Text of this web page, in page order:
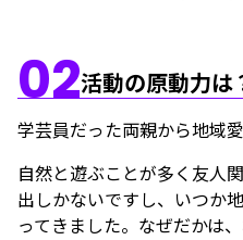
02活動の原動力は
学芸員だった両親から地域
自然と遊ぶことが多く友人
出しかないですし、いつか
ってきました。なぜだかは